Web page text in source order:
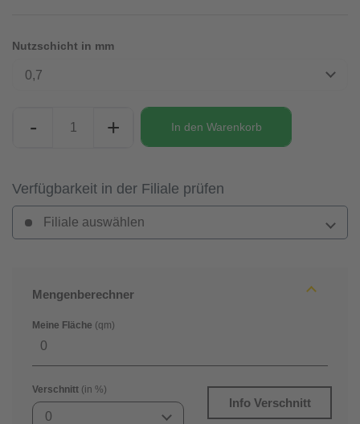
Nutzschicht in mm
0,7
- + In den Warenkorb
Verfügbarkeit in der Filiale prüfen
Filiale auswählen
Mengenberechner
Meine Fläche (qm)
Verschnitt (in %)
0
Info Verschnitt